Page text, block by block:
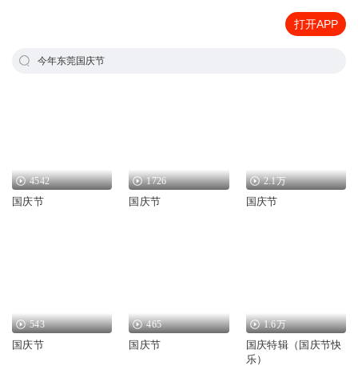
打开APP
今年东莞国庆节
4542
国庆节
1726
国庆节
2.1万
国庆节
543
国庆节
465
国庆节
1.6万
国庆特辑（国庆节快
乐）